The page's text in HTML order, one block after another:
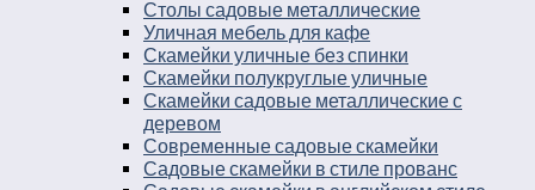
Столы садовые металлические
Уличная мебель для кафе
Скамейки уличные без спинки
Скамейки полукруглые уличные
Скамейки садовые металлические с
деревом
Современные садовые скамейки
Садовые скамейки в стиле прованс